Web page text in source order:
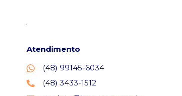
Atendimento
(48) 99145-6034
(48) 3433-1512